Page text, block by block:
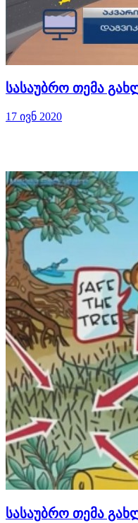
სასაუბრო თემა
17 ივნ 2020
სასაუბრო თემა